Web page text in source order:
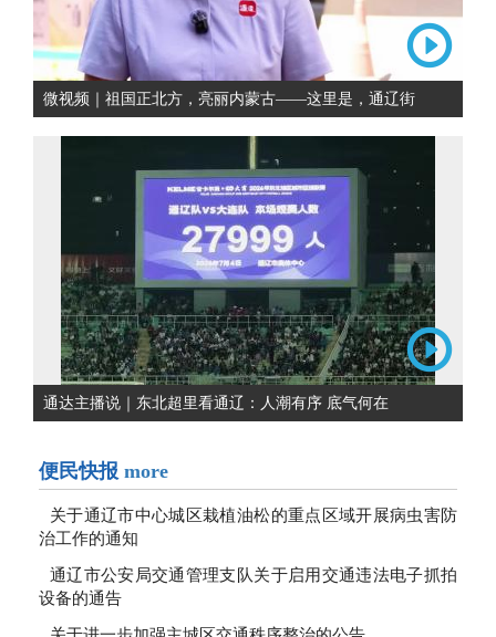
微视频｜祖国正北方，亮丽内蒙古——这里是，通辽街
通达主播说｜东北超里看通辽：人潮有序 底气何在
便民快报 more
关于通辽市中心城区栽植油松的重点区域开展病虫害防
治工作的通知
通辽市公安局交通管理支队关于启用交通违法电子抓拍
设备的通告